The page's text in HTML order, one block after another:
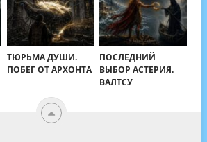
ТЮРЬМА ДУШИ.
ПОБЕГ ОТ АРХОНТА
ПОСЛЕДНИЙ
ВЫБОР АСТЕРИЯ.
ВАЛТСУ